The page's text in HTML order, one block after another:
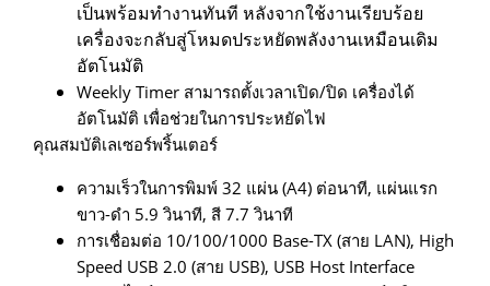
เป็นพร้อมทำงานทันที หลังจากใช้งานเรียบร้อย
เครื่องจะกลับสู่โหมดประหยัดพลังงานเหมือนเดิม
อัตโนมัติ
Weekly Timer สามารถตั้งเวลาเปิด/ปิด เครื่องได้
อัตโนมัติ เพื่อช่วยในการประหยัดไฟ
คุณสมบัติเลเซอร์พริ้นเตอร์
ความเร็วในการพิมพ์ 32 แผ่น (A4) ต่อนาที, แผ่นแรก
ขาว-ดำ 5.9 วินาที, สี 7.7 วินาที
การเชื่อมต่อ 10/100/1000 Base-TX (สาย LAN), High
Speed USB 2.0 (สาย USB), USB Host Interface